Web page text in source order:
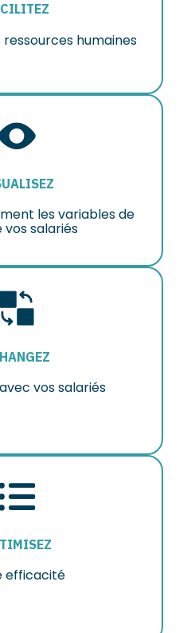
humaines
les variables de
vos salariés
vos salariés
efficacité